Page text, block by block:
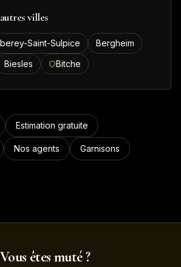
villes
Saint-Sulpice
Bergheim
Biesles Bitche
Estimation gratuite
Nos agents Garnisons
Vous êtes muté ?